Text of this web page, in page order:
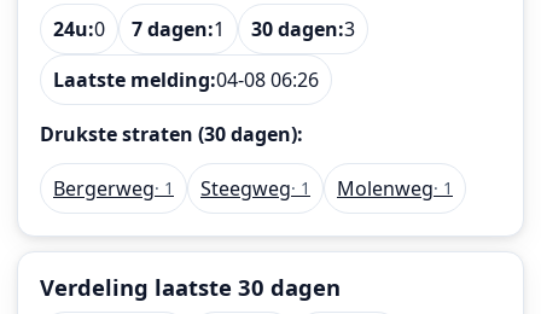
24u:0 7 dagen:1 30 dagen:3
Laatste melding:04-08 06:26
Drukste straten (30 dagen):
Bergerweg· 1 Steegweg· 1 Molenweg· 1
Verdeling laatste 30 dagen